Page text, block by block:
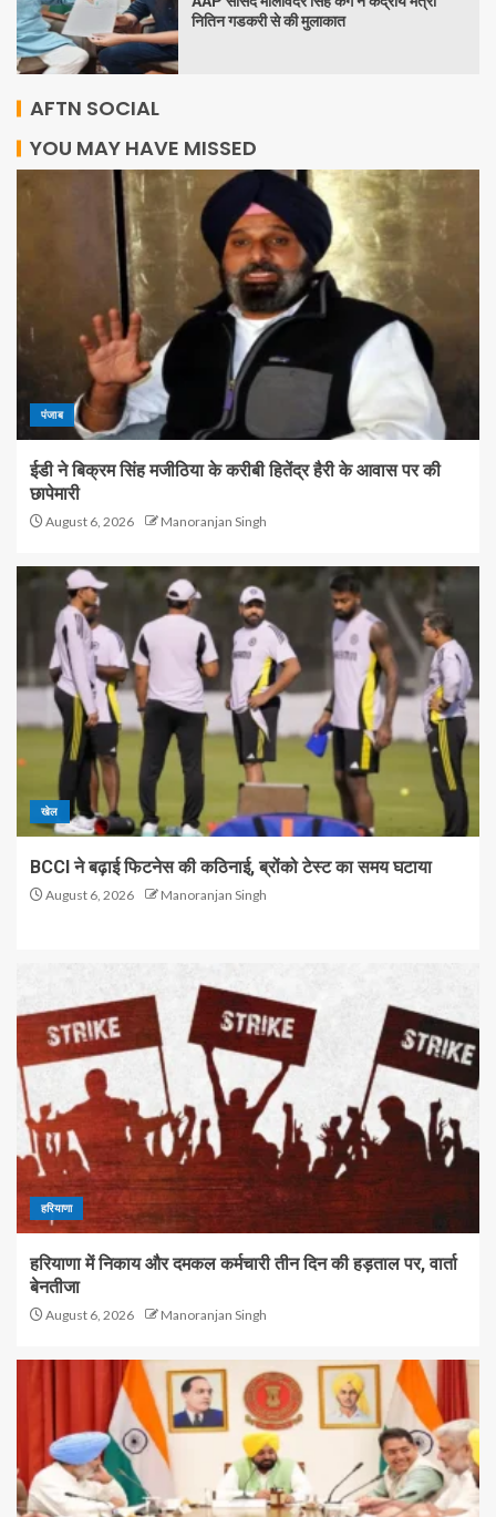
नितिन गडकरी से की मुलाकात
AFTN SOCIAL
YOU MAY HAVE MISSED
पंजाब
ईडी ने बिक्रम सिंह मजीठिया के करीबी हितेंद्र हैरी के आवास पर की
छापेमारी
August 6, 2026 Manoranjan Singh
खेल
BCCI ने बढ़ाई फिटनेस की कठिनाई, ब्रोंको टेस्ट का समय घटाया
August 6, 2026 Manoranjan Singh
हरियाणा
हरियाणा में निकाय और दमकल कर्मचारी तीन दिन की हड़ताल पर, वार्ता
बेनतीजा
August 6, 2026 Manoranjan Singh